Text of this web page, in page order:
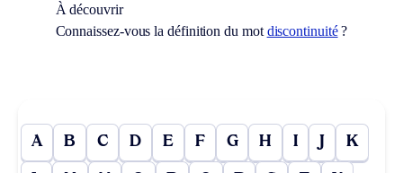
À découvrir
Connaissez-vous la définition du mot discontinuité?
A B C D E F G H I J K